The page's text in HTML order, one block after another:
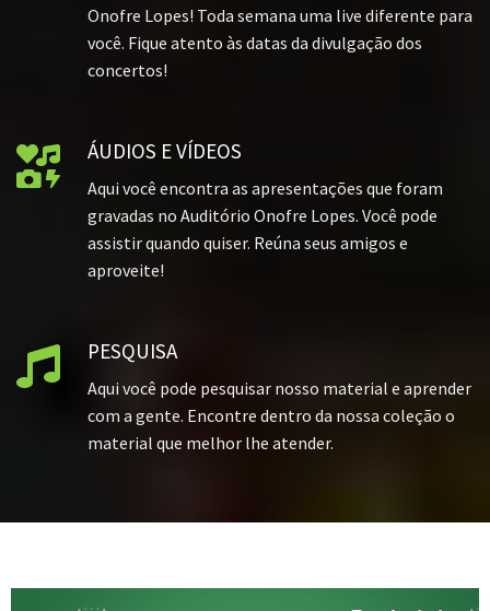
Onofre Lopes! Toda semana uma live diferente para
você. Fique atento às datas da divulgação dos
concertos!
 ÁUDIOS E VÍDEOS
Aqui você encontra as apresentações que foram
gravadas no Auditório Onofre Lopes. Você pode
assistir quando quiser. Reúna seus amigos e
aproveite!
 PESQUISA
Aqui você pode pesquisar nosso material e aprender
com a gente. Encontre dentro da nossa coleção o
material que melhor lhe atender.